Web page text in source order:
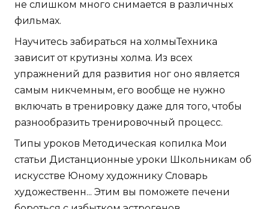
не слишком много снимается в различных
фильмах.
Научитесь забираться на холмыТехника
зависит от крутизны холма. Из всех
упражнений для развития ног оно является
самым никчемным, его вообще не нужно
включать в тренировку даже для того, чтобы
разнообразить тренировочный процесс.
Типы уроков Методическая копилка Мои
статьи Дистанционные уроки Школьникам об
искусстве Юному художнику Словарь
художественн... Этим вы поможете печени